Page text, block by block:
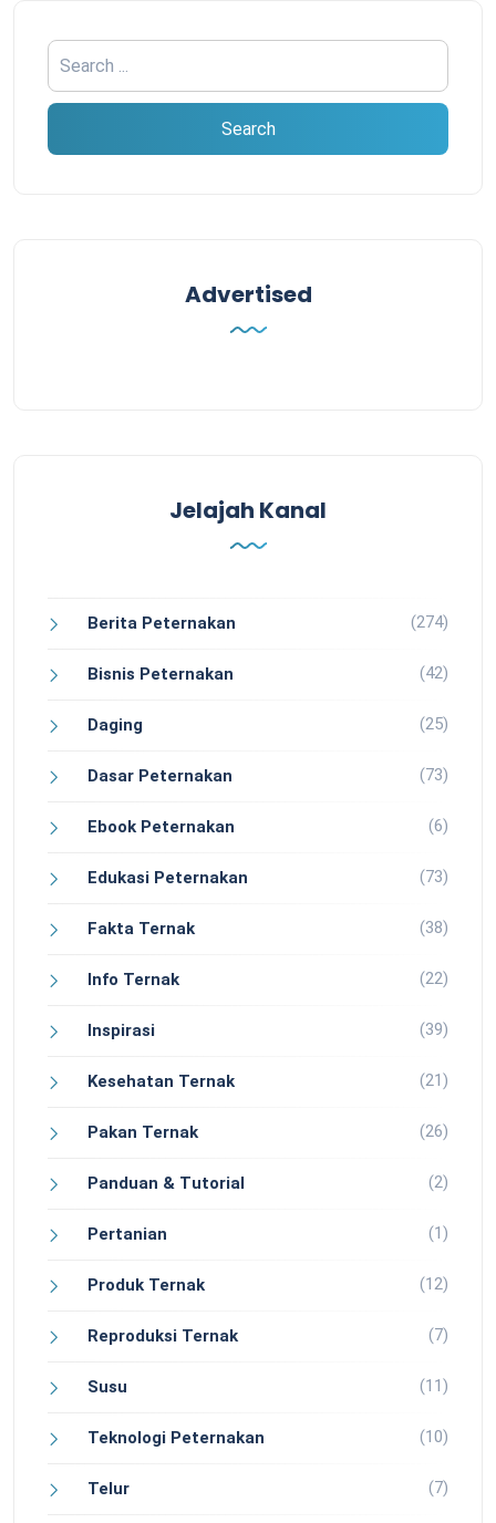
Advertised
Jelajah Kanal
Berita Peternakan (274)
Bisnis Peternakan (42)
Daging (25)
Dasar Peternakan (73)
Ebook Peternakan (6)
Edukasi Peternakan (73)
Fakta Ternak (38)
Info Ternak (22)
Inspirasi (39)
Kesehatan Ternak (21)
Pakan Ternak (26)
Panduan & Tutorial (2)
Pertanian (1)
Produk Ternak (12)
Reproduksi Ternak (7)
Susu (11)
Teknologi Peternakan (10)
Telur (7)